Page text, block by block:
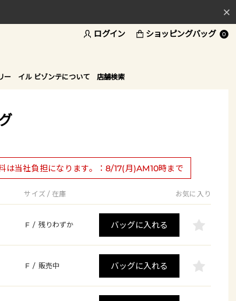
ログイン ショッピングバッグ 0
ー イル ビゾンテについて 店舗検索
は当社負担になります。：8/17(月)AM10時まで
サイズ / 在庫 お気に入り
F / 残りわずか バッグに入れる
F / 販売中 バッグに入れる